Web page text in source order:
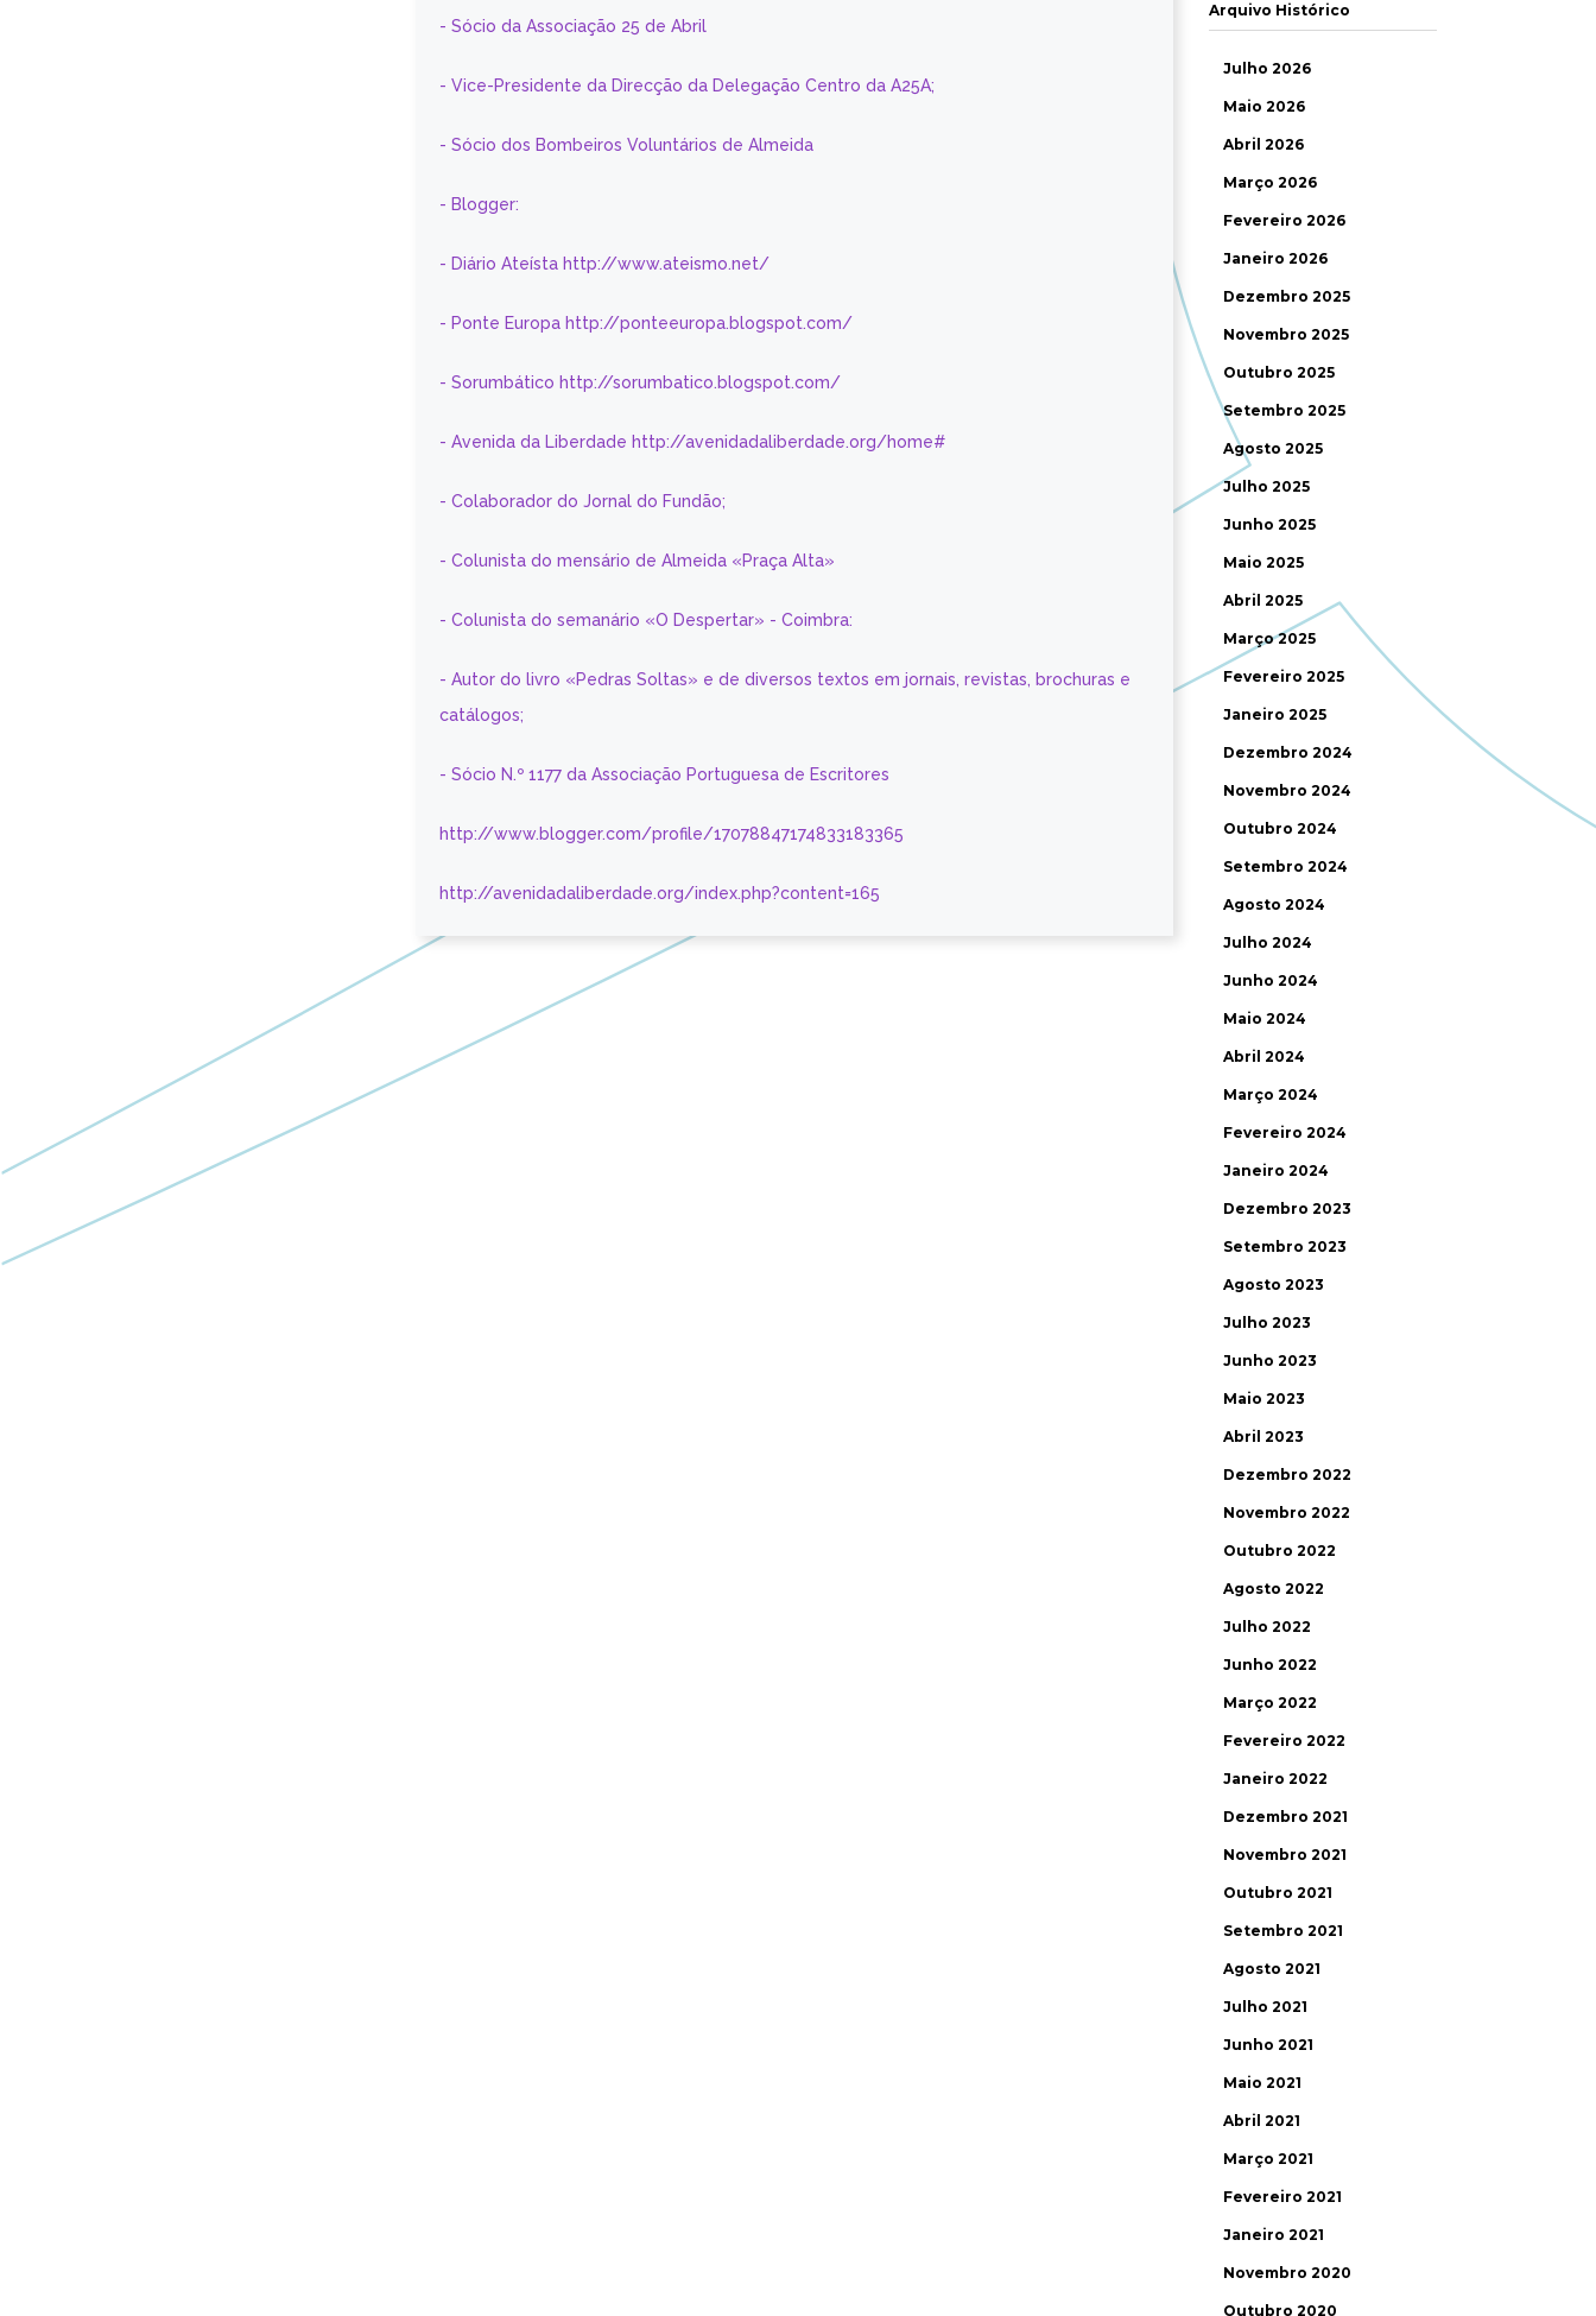
- Sócio da Associação 25 de Abril
- Vice-Presidente da Direcção da Delegação Centro da A25A;
- Sócio dos Bombeiros Voluntários de Almeida
- Blogger:
- Diário Ateísta http://www.ateismo.net/
- Ponte Europa http://ponteeuropa.blogspot.com/
- Sorumbático http://sorumbatico.blogspot.com/
- Avenida da Liberdade http://avenidadaliberdade.org/home#
- Colaborador do Jornal do Fundão;
- Colunista do mensário de Almeida «Praça Alta»
- Colunista do semanário «O Despertar» - Coimbra:
- Autor do livro «Pedras Soltas» e de diversos textos em jornais, revistas, brochuras e
catálogos;
- Sócio N.º 1177 da Associação Portuguesa de Escritores
http://www.blogger.com/profile/17078847174833183365
http://avenidadaliberdade.org/index.php?content=165
Arquivo Histórico
Julho 2026
Maio 2026
Abril 2026
Março 2026
Fevereiro 2026
Janeiro 2026
Dezembro 2025
Novembro 2025
Outubro 2025
Setembro 2025
Agosto 2025
Julho 2025
Junho 2025
Maio 2025
Abril 2025
Março 2025
Fevereiro 2025
Janeiro 2025
Dezembro 2024
Novembro 2024
Outubro 2024
Setembro 2024
Agosto 2024
Julho 2024
Junho 2024
Maio 2024
Abril 2024
Março 2024
Fevereiro 2024
Janeiro 2024
Dezembro 2023
Setembro 2023
Agosto 2023
Julho 2023
Junho 2023
Maio 2023
Abril 2023
Dezembro 2022
Novembro 2022
Outubro 2022
Agosto 2022
Julho 2022
Junho 2022
Março 2022
Fevereiro 2022
Janeiro 2022
Dezembro 2021
Novembro 2021
Outubro 2021
Setembro 2021
Agosto 2021
Julho 2021
Junho 2021
Maio 2021
Abril 2021
Março 2021
Fevereiro 2021
Janeiro 2021
Novembro 2020
Outubro 2020